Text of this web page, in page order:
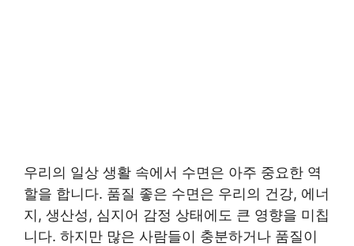
우리의 일상 생활 속에서 수면은 아주 중요한 역
할을 합니다. 품질 좋은 수면은 우리의 건강, 에너
지, 생산성, 심지어 감정 상태에도 큰 영향을 미칩
니다. 하지만 많은 사람들이 충분하거나 품질이